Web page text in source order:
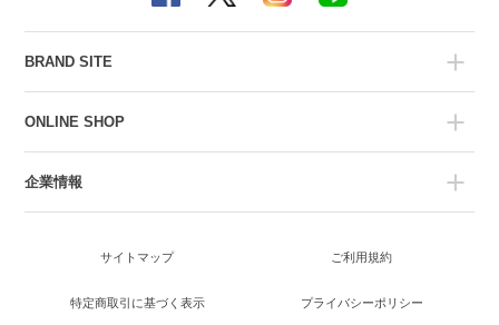
BRAND SITE
ONLINE SHOP
企業情報
サイトマップ ご利用規約
特定商取引に基づく表示 プライバシーポリシー